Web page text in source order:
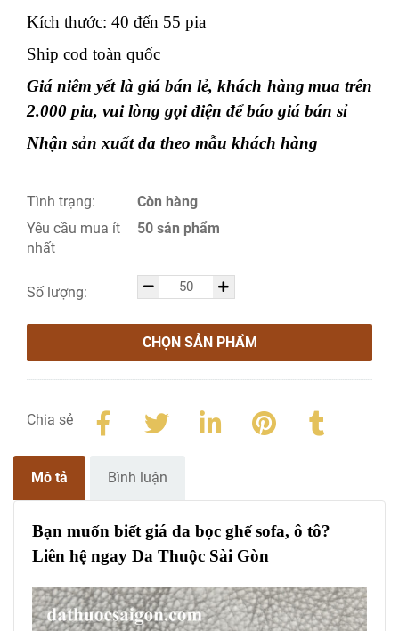
Kích thước: 40 đến 55 pia
Ship cod toàn quốc
Giá niêm yết là giá bán lẻ, khách hàng mua trên
2.000 pia, vui lòng gọi điện để báo giá bán sỉ
Nhận sản xuất da theo mẫu khách hàng
Tình trạng:
Còn hàng
Yêu cầu mua ít
nhất
50 sản phẩm
Số lượng:
CHỌN SẢN PHẨM
Chia sẻ
Mô tả Bình luận
Bạn muốn biết giá da bọc ghế sofa, ô tô?
Liên hệ ngay Da Thuộc Sài Gòn